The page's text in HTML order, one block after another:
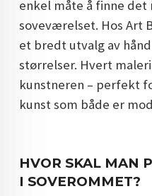
enkel måte å finne
soveværelset. Hos Art
et bredt utvalg av
størrelser. Hvert
kunstneren – perfekt
kunst som både er
HVOR SKAL MAN
I SOVEROMMET?